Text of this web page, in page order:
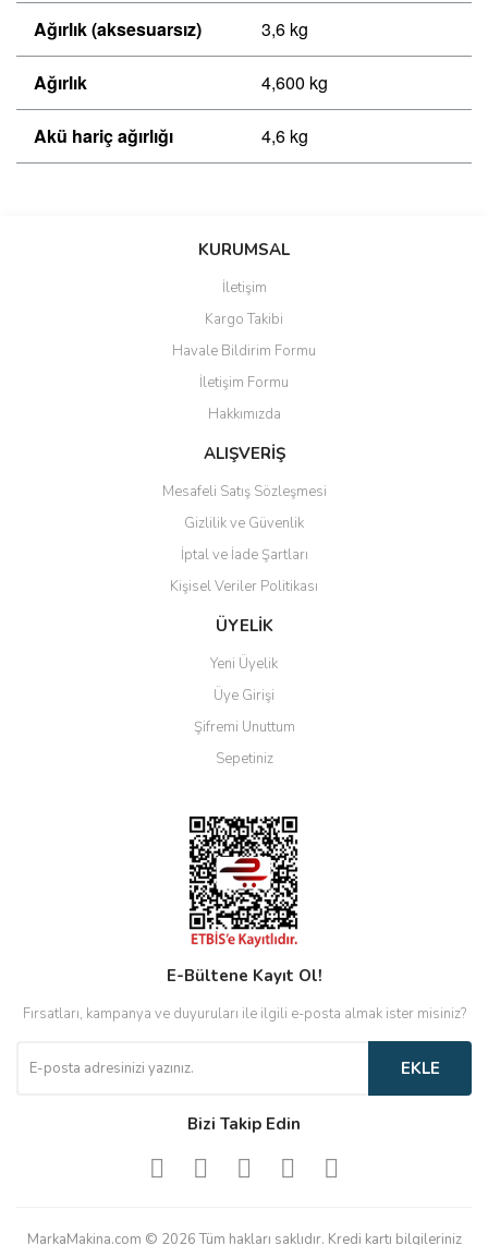
Ağırlık (aksesuarsız) 3,6 kg
Ağırlık 4,600 kg
Akü hariç ağırlığı 4,6 kg
Bu ürüne ilk yorumu siz yapın!
Ürün resmi kalitesiz, bozuk veya görüntülenemiyor.
Ürün açıklamasında eksik bilgiler bulunuyor.
Ürün bilgilerinde hatalar bulunuyor.
Ürün fiyatı diğer sitelerden daha pahalı.
Bu ürüne benzer farklı alternatifler olmalı.
Gönder
KURUMSAL
İletişim
Kargo Takibi
Havale Bildirim Formu
İletişim Formu
Hakkımızda
ALIŞVERİŞ
Mesafeli Satış Sözleşmesi
Gizlilik ve Güvenlik
İptal ve İade Şartları
Kişisel Veriler Politikası
ÜYELİK
Yeni Üyelik
Üye Girişi
Şifremi Unuttum
Sepetiniz
E-Bültene Kayıt Ol!
Fırsatları, kampanya ve duyuruları ile ilgili e-posta almak ister misiniz?
EKLE
Bizi Takip Edin
MarkaMakina.com © 2026 Tüm hakları saklıdır. Kredi kartı bilgileriniz